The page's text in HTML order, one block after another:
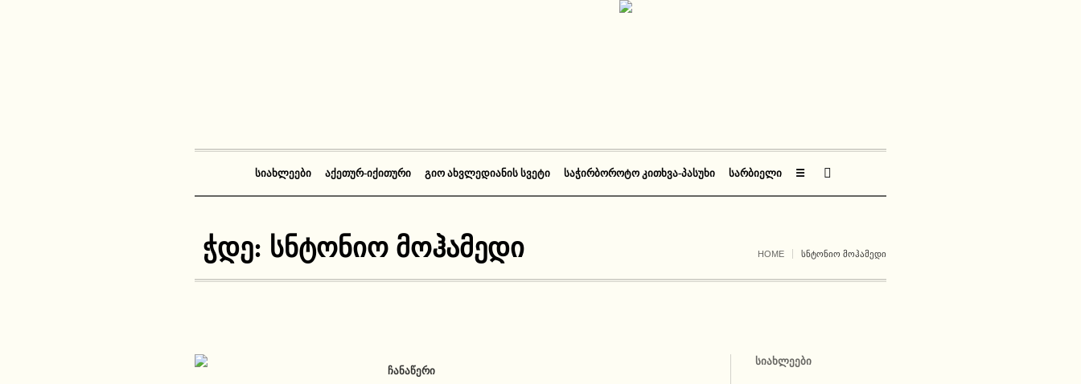
ᲡᲘᲐᲮᲚᲔᲔᲑᲘ ᲐᲥᲔᲗᲣᲠ-ᲘᲥᲘᲗᲣᲠᲘ ᲒᲘᲝ ᲐᲮᲕᲚᲔᲓᲘᲐᲜᲘᲡ ᲡᲕᲔᲢᲘ ᲡᲐᲭᲘᲠᲑᲝᲠᲝᲢᲝ ᲙᲘᲗᲮᲕᲐ-ᲞᲐᲡᲣᲮᲘ ᲡᲐᲠᲑᲘᲔᲚᲘ ☰
ჭდე: სნტონიო მოჰამედი HOME ᲡᲜᲢᲝᲜᲘᲝ ᲛᲝᲰᲐᲛᲔᲓᲘ
ᲩᲐᲜᲐᲬᲔᲠᲘ
ᲡᲘᲐᲮᲚᲔᲔᲑᲘ